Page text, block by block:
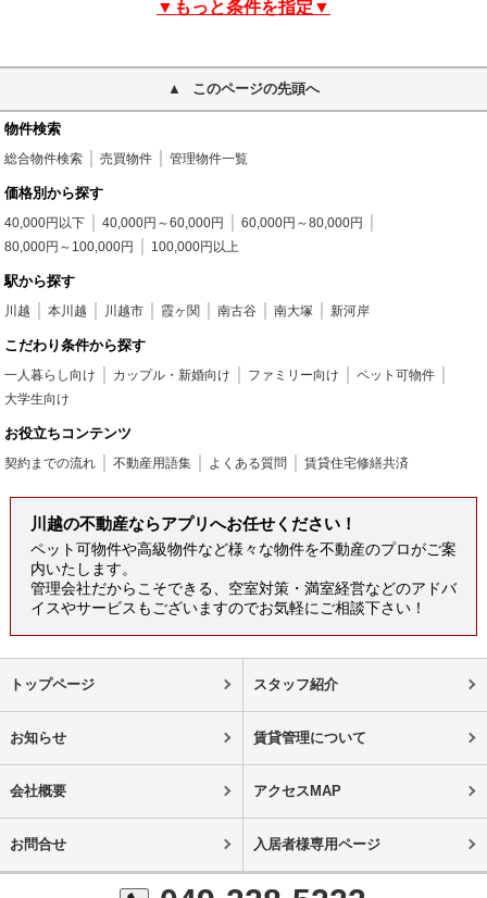
▼もっと条件を指定▼
このページの先頭へ
物件検索
総合物件検索 売買物件 管理物件一覧
価格別から探す
40,000円以下 40,000円～60,000円
60,000円～80,000円
80,000円～100,000円
100,000円以上
駅から探す
川越 本川越 川越市 霞ヶ関 南古谷 南大塚 新河岸
こだわり条件から探す
一人暮らし向け カップル・新婚向け ファミリー向け
ペット可物件
大学生向け
お役立ちコンテンツ
契約までの流れ 不動産用語集 よくある質問 賃貸住宅修繕共済
川越の不動産ならアプリへお任せください！
ペット可物件や高級物件など様々な物件を不動産のプロがご案
内いたします。
管理会社だからこそできる、空室対策・満室経営などのアドバ
イスやサービスもございますのでお気軽にご相談下さい！
トップページ スタッフ紹介
お知らせ 賃貸管理について
会社概要 アクセスMAP
お問合せ 入居者様専用ページ